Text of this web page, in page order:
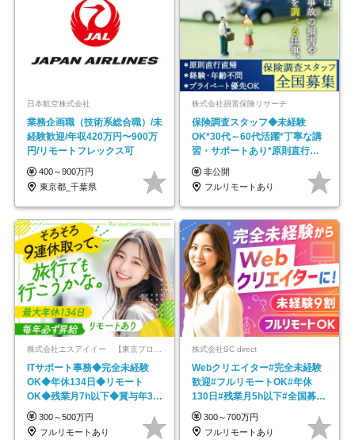
日本航空株式会社
業務企画職（技術系総合職）/未
経験歓迎/年収420万円〜900万
円/リモートフレックス可
400～900万円
東京都_千葉県
株式会社損害保険リサーチ
保険調査スタッフ◆未経験
OK*30代～60代活躍*丁寧な講
習・サポートあり*原則直行直
帰／全国募集・業務委託
非公開
フルリモートあり
ITサポート事務◆完全未経験
OK◆年休134日◆リモート
OK◆残業月7h以下◆賞与年3回
◆5年目まで必ず昇給
300～500万円
フルリモートあり
株式会社SC direct
Webクリエイター#完全未経験
歓迎#フルリモートOK#年休
130日#残業月5h以下#全国募集
#最大1年の研修
300～700万円
フルリモートあり